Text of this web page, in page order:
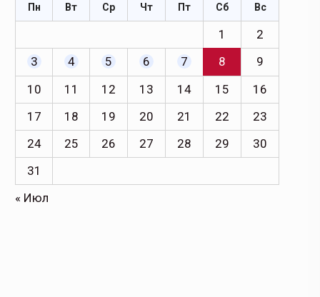
Пн Вт Ср Чт Пт Сб Вс
1
2
3
4 5 6 7 8
9
10
11 12 13 14 15
16
17
18 19 20 21 22
23
24
25 26 27 28 29
30
31
« Июл